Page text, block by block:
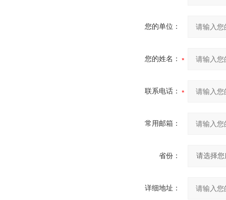
您的单位：
您的姓名：
联系电话：
常用邮箱：
省份：
详细地址：